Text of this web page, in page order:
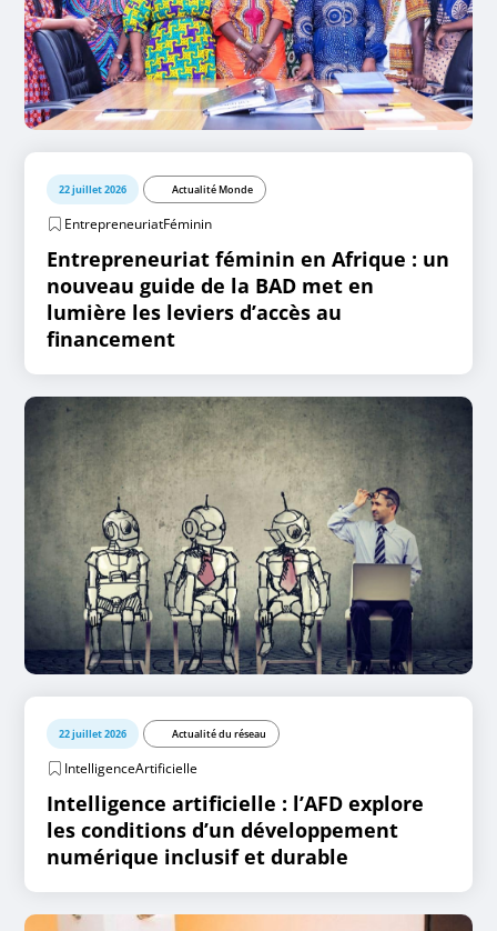
22 juillet 2026 Actualité Monde
EntrepreneuriatFéminin
Entrepreneuriat féminin en Afrique : un
nouveau guide de la BAD met en
lumière les leviers d’accès au
financement
22 juillet 2026 Actualité du réseau
IntelligenceArtificielle
Intelligence artificielle : l’AFD explore
les conditions d’un développement
numérique inclusif et durable